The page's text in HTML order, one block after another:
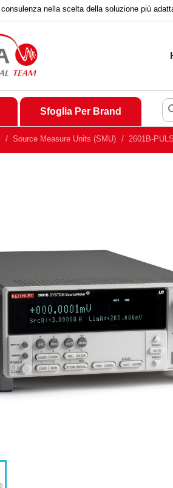
nella scelta della soluzione più
Sfoglia Per Brand
Source Measure Units (SMU) 2601B-